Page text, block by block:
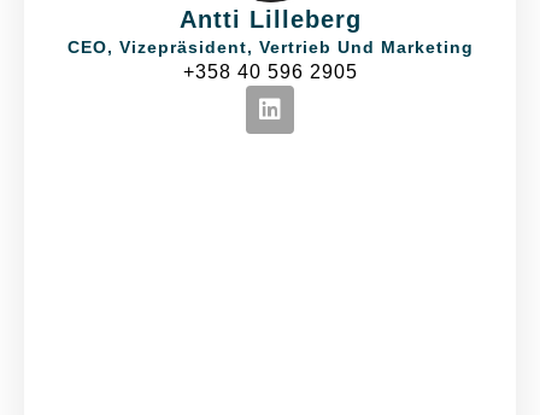
Antti Lilleberg
CEO, Vizepräsident, Vertrieb Und Marketing
+358 40 596 2905